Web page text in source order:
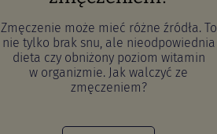
Zmęczenie może mieć różne źródła. To
nie tylko brak snu, ale nieodpowiednia
dieta czy obniżony poziom witamin
w organizmie. Jak walczyć ze
zmęczeniem?